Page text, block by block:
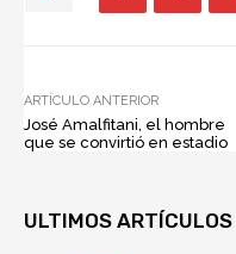
ARTÍCULO ANTERIOR
José Amalfitani, el hombre
que se convirtió en estadio
ULTIMOS ARTÍCULOS